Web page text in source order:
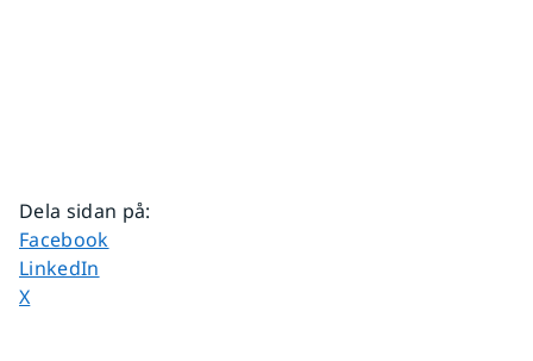
Dela sidan på:
Dela sidan på
Facebook
Dela sidan på
LinkedIn
Dela sidan på
X